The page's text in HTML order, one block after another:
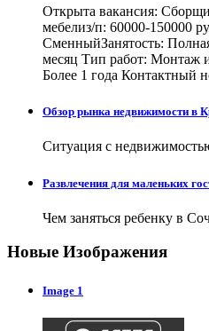
Открыта вакансия:
мебелиз/п: 60000-150000
СменныйЗанятость:
месяц Тип работ: Монтаж
Более 1 года Контактный
Обзор рынка недвижимости в
Ситуация с
Развлечения для маленьких
Чем заняться ребенку в
Новые Изображения
Image 1